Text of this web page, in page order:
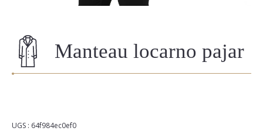
Manteau locarno pajar
UGS : 64f984ec0ef0